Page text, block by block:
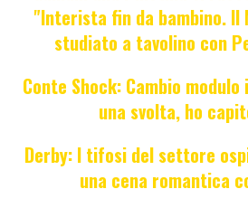
"Interista fin da bambino. Il
studiato a tavolino con
Conte Shock: Cambio
una svolta, ho
Derby: I tifosi del settore
una cena romantica